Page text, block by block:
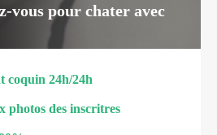
vous pour chater avec
coquin 24h/24h
photos des inscritres